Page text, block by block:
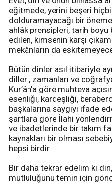
eğitmede, yerini beşerî
dolduramayacağı bir
ahlâk prensipleri, tarih boyu
edilen, kimsenin karşı
mekânların da
Bütün dinler asıl itibariyle
dilleri, zamanları ve
Kur’ân’a göre muhteva
esenliği, kardeşliği,
başkalarına saygıyı ifade
şartlara göre İlahi
ve ibadetlerinde bir takım
kaynakları bir olması
hepsi birdir.
Bir daha tekrar edelim ki
mutluluğunu temin için